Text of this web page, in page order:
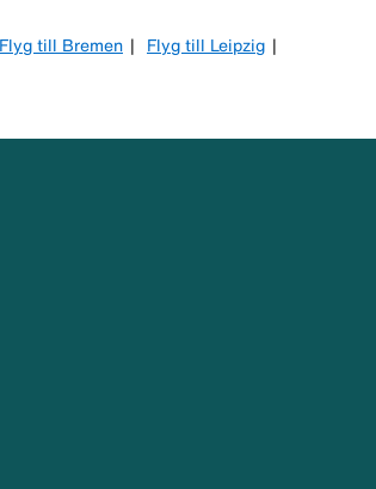
Flyg till Bremen
Flyg till Leipzig